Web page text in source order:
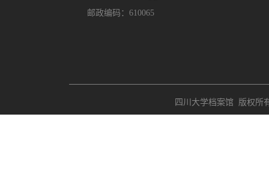
邮政编码：610065
四川大学档案馆 版权所